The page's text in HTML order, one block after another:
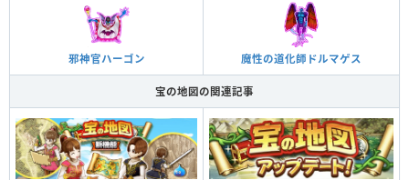
邪神官ハーゴン 魔性の道化師ドルマゲス
宝の地図の関連記事